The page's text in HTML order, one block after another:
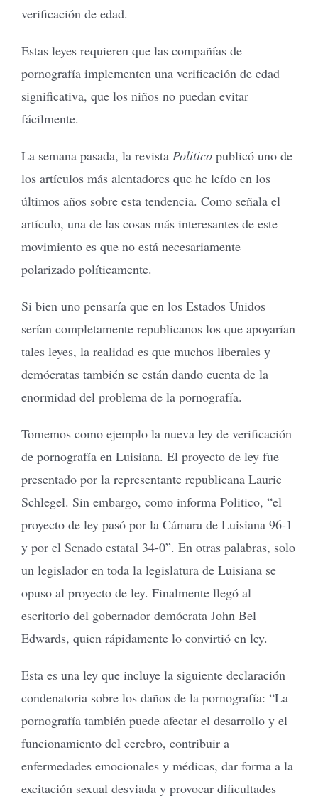
verificación de edad.
Estas leyes requieren que las compañías de
pornografía implementen una verificación de edad
significativa, que los niños no puedan evitar
fácilmente.
La semana pasada, la revista Politico publicó uno de
los artículos más alentadores que he leído en los
últimos años sobre esta tendencia. Como señala el
artículo, una de las cosas más interesantes de este
movimiento es que no está necesariamente
polarizado políticamente.
Si bien uno pensaría que en los Estados Unidos
serían completamente republicanos los que apoyarían
tales leyes, la realidad es que muchos liberales y
demócratas también se están dando cuenta de la
enormidad del problema de la pornografía.
Tomemos como ejemplo la nueva ley de verificación
de pornografía en Luisiana. El proyecto de ley fue
presentado por la representante republicana Laurie
Schlegel. Sin embargo, como informa Politico, “el
proyecto de ley pasó por la Cámara de Luisiana 96-1
y por el Senado estatal 34-0”. En otras palabras, solo
un legislador en toda la legislatura de Luisiana se
opuso al proyecto de ley. Finalmente llegó al
escritorio del gobernador demócrata John Bel
Edwards, quien rápidamente lo convirtió en ley.
Esta es una ley que incluye la siguiente declaración
condenatoria sobre los daños de la pornografía: “La
pornografía también puede afectar el desarrollo y el
funcionamiento del cerebro, contribuir a
enfermedades emocionales y médicas, dar forma a la
excitación sexual desviada y provocar dificultades